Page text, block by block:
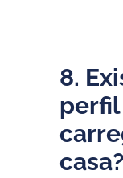
8.
casa?